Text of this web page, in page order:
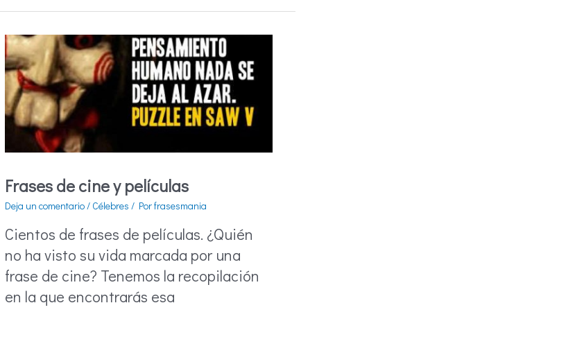
Frases de cine y películas
Deja un comentario / Célebres / Porfrasesmania
Cientos de frases de películas. ¿Quién
no ha visto su vida marcada por una
frase de cine? Tenemos la recopilación
en la que encontrarás esa